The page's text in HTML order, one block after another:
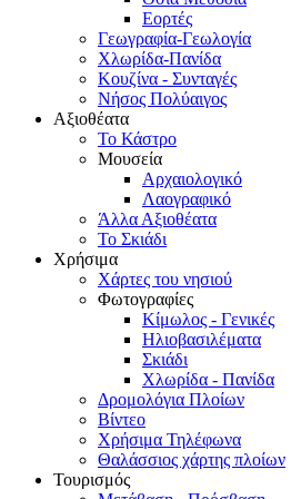
Εορτές
Γεωγραφία-Γεωλογία
Χλωρίδα-Πανίδα
Κουζίνα - Συνταγές
Νήσος Πολύαιγος
Αξιοθέατα
Το Κάστρο
Μουσεία
Αρχαιολογικό
Λαογραφικό
Άλλα Αξιοθέατα
Το Σκιάδι
Χρήσιμα
Χάρτες του νησιού
Φωτογραφίες
Κίμωλος - Γενικές
Ηλιοβασιλέματα
Σκιάδι
Χλωρίδα - Πανίδα
Δρομολόγια Πλοίων
Βίντεο
Χρήσιμα Τηλέφωνα
Θαλάσσιος χάρτης πλοίων
Τουρισμός